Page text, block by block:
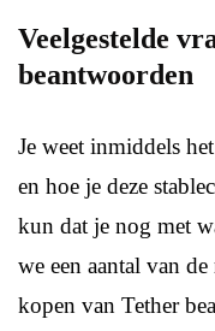
Veelgestelde
beantwoorden
Je weet inmiddels
en hoe je deze
kun dat je nog met
we een aantal van
kopen van Tether